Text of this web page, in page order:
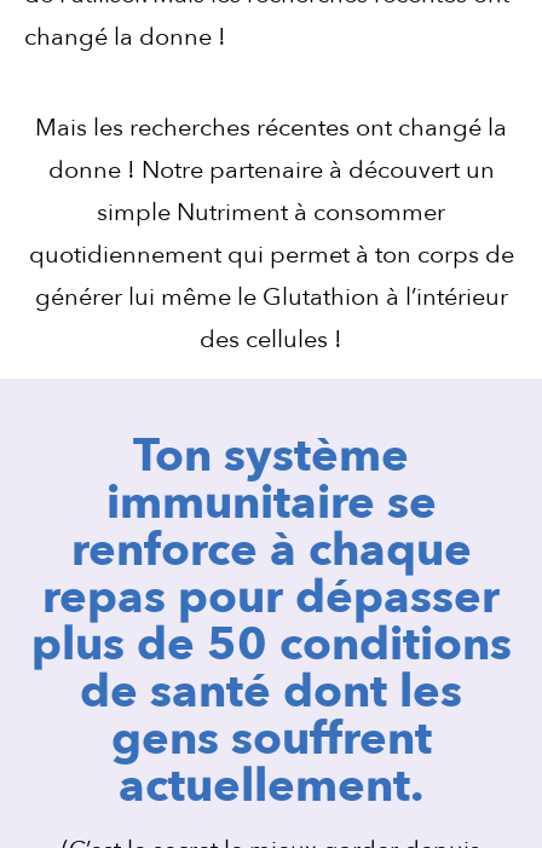
changé la donne !
Mais les recherches récentes ont changé la
donne ! Notre partenaire à découvert un
simple Nutriment à consommer
quotidiennement qui permet à ton corps de
générer lui même le Glutathion à l’intérieur
des cellules !
Ton système
immunitaire se
renforce à chaque
repas pour dépasser
plus de 50 conditions
de santé dont les
gens souffrent
actuellement.